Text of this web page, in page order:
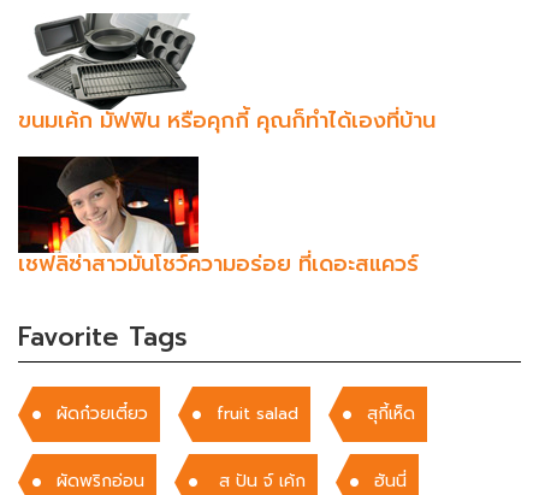
ขนมเค้ก มัฟฟิน หรือคุกกี้ คุณก็ทำได้เองที่บ้าน
เชฟลิซ่าสาวมั่นโชว์ความอร่อย ที่เดอะสแควร์
Favorite Tags
ผัดก๋วยเตี๋ยว fruit salad สุกี้เห็ด
ผัดพริกอ่อน ส ปัน จ์ เค้ก ฮันนี่